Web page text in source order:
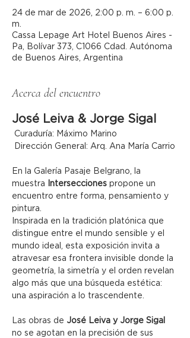
24 de mar de 2026, 2:00 p. m. – 6:00 p.
m.
Cassa Lepage Art Hotel Buenos Aires -
Pa, Bolívar 373, C1066 Cdad. Autónoma
de Buenos Aires, Argentina
Acerca del encuentro
José Leiva & Jorge Sigal
Curaduría: Máximo Marino
Dirección General: Arq. Ana María Carrio
En la Galería Pasaje Belgrano, la
muestra
Intersecciones propone un
encuentro entre forma, pensamiento y
pintura.
Inspirada en la tradición platónica que
distingue entre el mundo sensible y el
mundo ideal, esta exposición invita a
atravesar esa frontera invisible donde la
geometría, la simetría y el orden revelan
algo más que una búsqueda estética:
una aspiración a lo trascendente.
Las obras de José Leiva y Jorge Sigal
no se agotan en la precisión de sus